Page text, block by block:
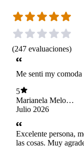
(247 evaluaciones)
Me senti my comoda
5
Marianela Melo
Ocares
Julio 2026
Excelente persona,
las cosas. Muy